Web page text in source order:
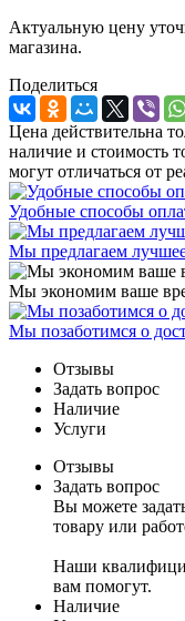
Актуальную цену
магазина.
Поделиться
Цена действительна
наличие и стоимость
могут отличаться от
Удобные способы
Мы предлагаем
Мы экономим ваше
Мы позаботимся о
Отзывы
Задать вопрос
Наличие
Услуги
Отзывы
Задать вопрос
Вы можете
товару или
Наши
вам помогут.
Наличие